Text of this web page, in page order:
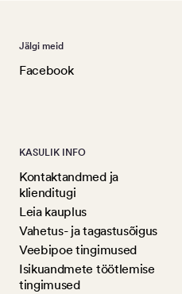
Jälgi meid
Facebook
KASULIK INFO
Kontaktandmed ja
klienditugi
Leia kauplus
Vahetus- ja tagastusõigus
Veebipoe tingimused
Isikuandmete töötlemise
tingimused